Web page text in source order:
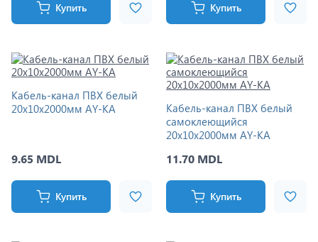
Купить Купить
Кабель-канал ПВХ белый
20x10x2000мм AY-KA
9.65 MDL
Купить
Кабель-канал ПВХ белый
самоклеющийся
20x10x2000мм AY-KA
11.70 MDL
Купить